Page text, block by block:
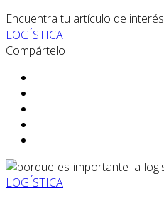
Encuentra tu artículo de interés
LOGÍSTICA
Compártelo
LOGÍSTICA